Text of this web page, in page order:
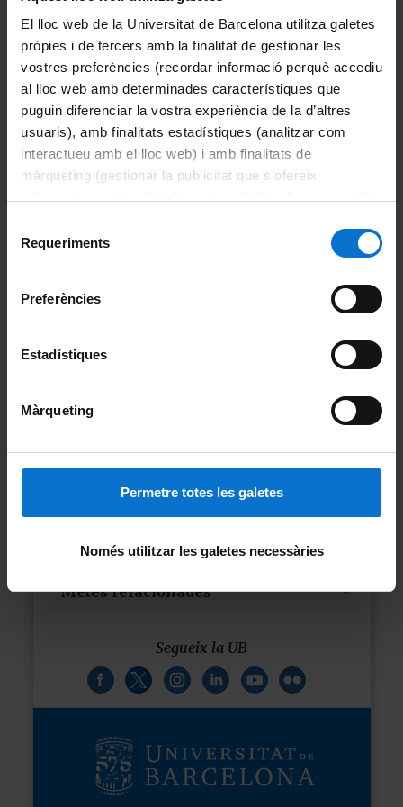
El lloc web de la Universitat de Barcelona utilitza galetes
pròpies i de tercers amb la finalitat de gestionar les
vostres preferències (recordar informació perquè accediu
al lloc web amb determinades característiques que
puguin diferenciar la vostra experiència de la d’altres
usuaris), amb finalitats estadístiques (analitzar com
interactueu amb el lloc web) i amb finalitats de
màrqueting (gestionar la publicitat que s’ofereix
consultar laPolítica de galetes del lloc web de la
Requeriments
Preferències
Estadístiques
Màrqueting
Permetre totes les galetes
Només utilitzar les galetes necessàries
benestar a qualsevol
edat
S’han fet grans avenços en la
millora de la salut de milions de
més esforços per erradicar
de problemes de salut, tant
estructurals com emergents.
Metes relacionades
Segueix la UB